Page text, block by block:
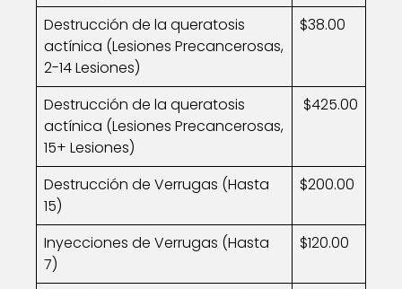
Destrucción de la queratosis
actínica (Lesiones Precancerosas,
2-14 Lesiones)
$38.00
Destrucción de la queratosis
actínica (Lesiones Precancerosas,
15+ Lesiones)
$425.00
Destrucción de Verrugas (Hasta
15)
$200.00
Inyecciones de Verrugas (Hasta
7)
$120.00